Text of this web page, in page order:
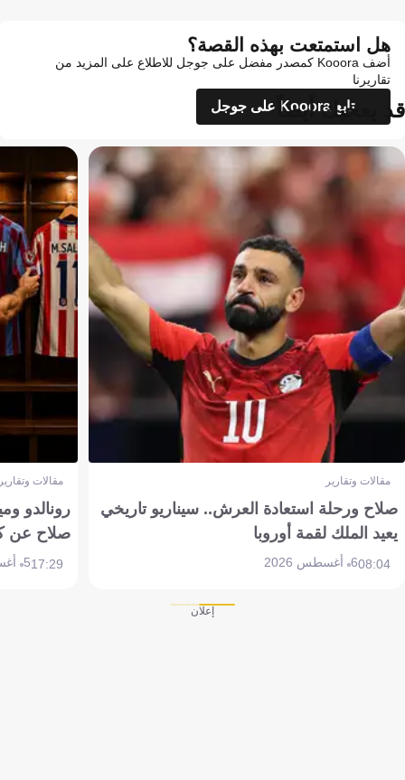
هل استمتعت بهذه القصة؟
أضف Kooora كمصدر مفضل على جوجل للاطلاع على المزيد من
تقاريرنا
تابع Kooora على جوجل
قد يعجبك أيضاً
مقالات وتقارير
صلاح ورحلة استعادة العرش.. سيناريو تاريخي
يعيد الملك لقمة أوروبا
08:046 أغسطس 2026
مقالات
رونالدو
صلاح عن
17:295 أغسطس 2026
إعلان